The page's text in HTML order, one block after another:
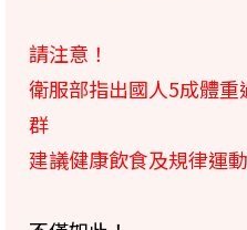
請注意！
衛服部指出國人5成體
群
建議健康飲食及規律運動